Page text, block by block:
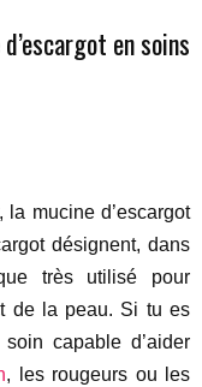
en soins
la mucine d’escargot
désignent, dans
très utilisé pour
de la peau. Si tu es
capable d’aider
, les rougeurs ou les